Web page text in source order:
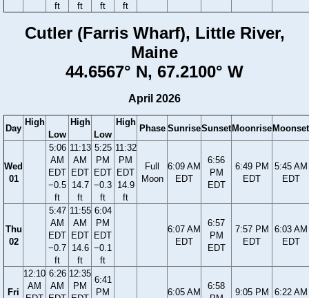
ft
ft
ft
ft
Cutler (Farris Wharf), Little River,
Maine
44.6567° N, 67.2100° W
April 2026
Day
High
Low
High
Low
High
Phase SunriseSunsetMoonriseMoonset
Wed
01
5:06
AM
EDT
−0.5
ft
11:13
AM
EDT
14.7
ft
5:25
PM
EDT
−0.3
ft
11:32
PM
EDT
14.9
ft
Full
Moon
6:09 AM
EDT
6:56
PM
EDT
6:49 PM
EDT
5:45 AM
EDT
Thu
02
5:47
AM
EDT
−0.7
ft
11:55
AM
EDT
14.6
ft
6:04
PM
EDT
−0.1
ft
6:07 AM
EDT
6:57
PM
EDT
7:57 PM
EDT
6:03 AM
EDT
Fri
12:10
AM
6:26
AM
12:35
PM
6:41
PM
6:05 AM
6:58
9:05 PM 6:22 AM